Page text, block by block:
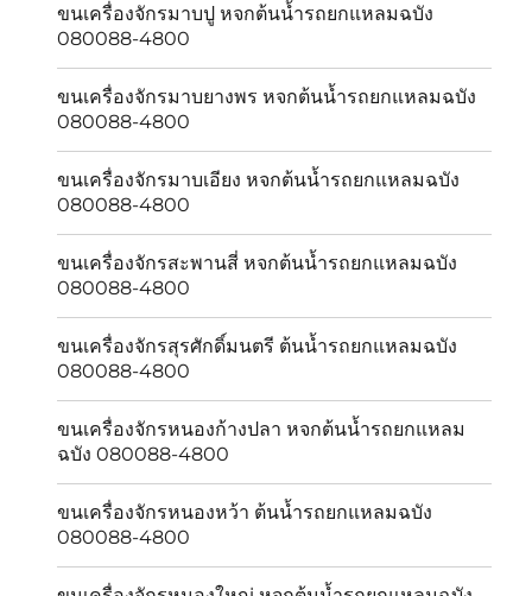
ขนเครื่องจักรมาบปู หจกต้นน้ำรถยกแหลมฉบัง
080088-4800
ขนเครื่องจักรมาบยางพร หจกต้นน้ำรถยกแหลมฉบัง
080088-4800
ขนเครื่องจักรมาบเอียง หจกต้นน้ำรถยกแหลมฉบัง
080088-4800
ขนเครื่องจักรสะพานสี่ หจกต้นน้ำรถยกแหลมฉบัง
080088-4800
ขนเครื่องจักรสุรศักดิ์มนตรี ต้นน้ำรถยกแหลมฉบัง
080088-4800
ขนเครื่องจักรหนองก้างปลา หจกต้นน้ำรถยกแหลม
ฉบัง 080088-4800
ขนเครื่องจักรหนองหว้า ต้นน้ำรถยกแหลมฉบัง
080088-4800